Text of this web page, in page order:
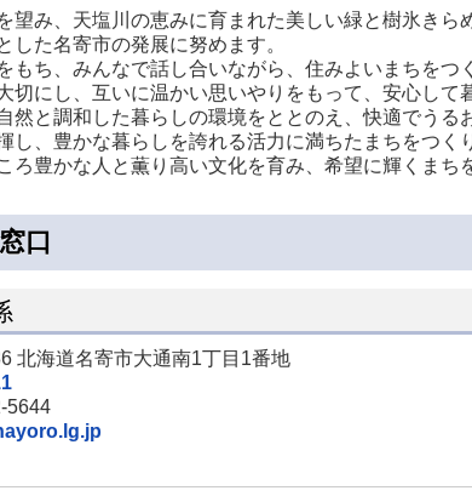
望み、天塩川の恵みに育まれた美しい緑と樹氷き
した名寄市の発展に努めます。
もち、みんなで話し合いながら、住みよいまちをつ
切にし、互いに温かい思いやりをもって、安心して
然と調和した暮らしの環境をととのえ、快適でうる
し、豊かな暮らしを誇れる活力に満ちたまちをつく
ろ豊かな人と薫り高い文化を育み、希望に輝くまち
口
北海道名寄市大通南1丁目1番地
5644